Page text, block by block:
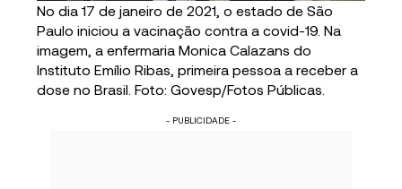
No dia 17 de janeiro de 2021, o estado de São
Paulo iniciou a vacinação contra a covid-19. Na
imagem, a enfermaria Monica Calazans do
Instituto Emílio Ribas, primeira pessoa a receber a
dose no Brasil. Foto: Govesp/Fotos Públicas.
- PUBLICIDADE -